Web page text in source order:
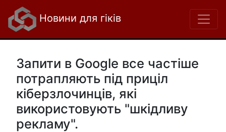
Новини для гіків
Запити в Google все частіше
потрапляють під приціл
кіберзлочинців, які
використовують "шкідливу
рекламу".